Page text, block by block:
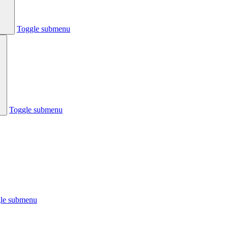
Toggle submenu
Toggle submenu
submenu